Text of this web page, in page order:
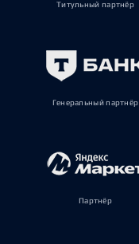
Титульный партнёр
Генеральный партнёр
Партнёр